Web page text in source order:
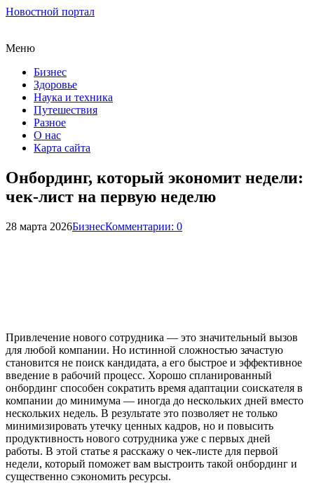
Новостной портал
Меню
Бизнес
Здоровье
Наука и техника
Путешествия
Разное
О нас
Карта сайта
Онбординг, который экономит недели:
чек-лист на первую неделю
28 марта 2026БизнесКомментарии: 0
Привлечение нового сотрудника — это значительный вызов
для любой компании. Но истинной сложностью зачастую
становится не поиск кандидата, а его быстрое и эффективное
введение в рабочий процесс. Хорошо спланированный
онбординг способен сократить время адаптации соискателя в
компании до минимума — иногда до нескольких дней вместо
нескольких недель. В результате это позволяет не только
минимизировать утечку ценных кадров, но и повысить
продуктивность нового сотрудника уже с первых дней
работы. В этой статье я расскажу о чек-листе для первой
недели, который поможет вам выстроить такой онбординг и
существенно сэкономить ресурсы.